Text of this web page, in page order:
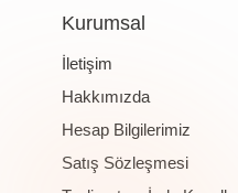
Kurumsal
İletişim
Hakkımızda
Hesap Bilgilerimiz
Satış Sözleşmesi